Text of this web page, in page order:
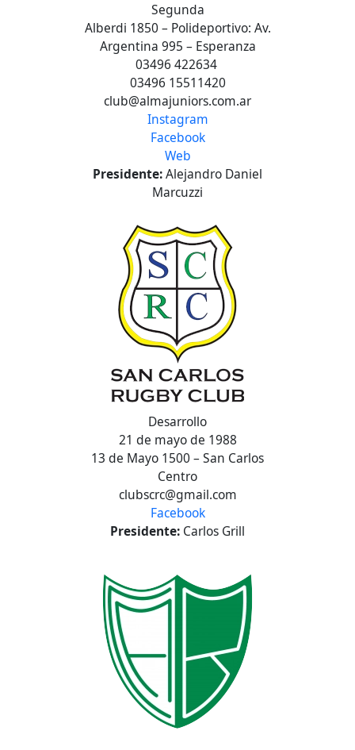
Segunda
Alberdi 1850 – Polideportivo: Av.
Argentina 995 – Esperanza
03496 422634
03496 15511420
club@almajuniors.com.ar
Instagram
Facebook
Web
Presidente:Alejandro Daniel
Marcuzzi
Desarrollo
21 de mayo de 1988
13 de Mayo 1500 – San Carlos
Centro
clubscrc@gmail.com
Facebook
Presidente: Carlos Grill